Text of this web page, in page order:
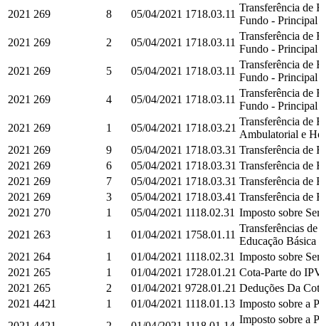
2021 269 8 05/04/2021 1718.03.11
Transferência de
Fundo - Principal
2021 269 2 05/04/2021 1718.03.11
Transferência de
Fundo - Principal
2021 269 5 05/04/2021 1718.03.11
Transferência de
Fundo - Principal
2021 269 4 05/04/2021 1718.03.11
Transferência de
Fundo - Principal
2021 269 1 05/04/2021 1718.03.21
Transferência de
Ambulatorial e
2021 269 9 05/04/2021 1718.03.31 Transferência de
2021 269 6 05/04/2021 1718.03.31 Transferência de
2021 269 7 05/04/2021 1718.03.31 Transferência de
2021 269 3 05/04/2021 1718.03.41 Transferência de
2021 270 1 05/04/2021 1118.02.31 Imposto sobre
2021 263 1 01/04/2021 1758.01.11
Transferências
Educação
2021 264 1 01/04/2021 1118.02.31 Imposto sobre
2021 265 1 01/04/2021 1728.01.21 Cota-Parte do
2021 265 2 01/04/2021 9728.01.21 Deduções Da
2021 4421 1 01/04/2021 1118.01.13 Imposto sobre a
Imposto sobre a